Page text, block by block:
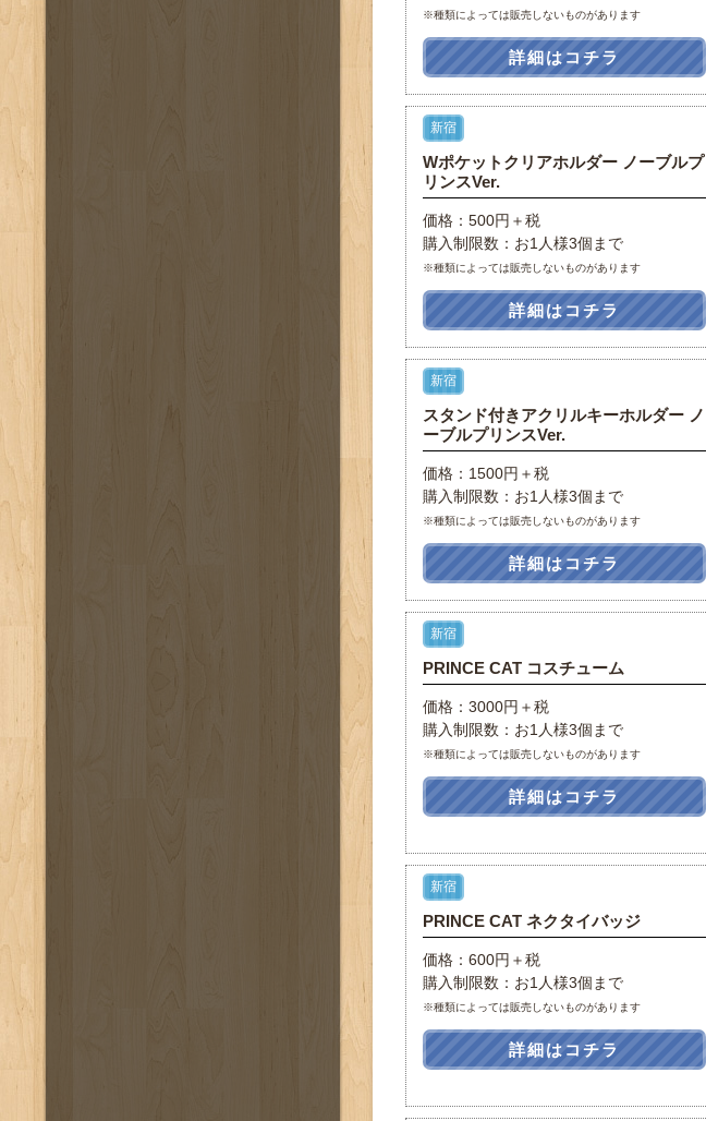
※種類によっては販売しないものがあります
詳細はコチラ
新宿
Wポケットクリアホルダー ノーブルプ
リンスVer.
価格：500円＋税
購入制限数：お1人様3個まで
※種類によっては販売しないものがあります
詳細はコチラ
新宿
スタンド付きアクリルキーホルダー ノ
ーブルプリンスVer.
価格：1500円＋税
購入制限数：お1人様3個まで
※種類によっては販売しないものがあります
詳細はコチラ
新宿
PRINCE CAT コスチューム
価格：3000円＋税
購入制限数：お1人様3個まで
※種類によっては販売しないものがあります
詳細はコチラ
新宿
PRINCE CAT ネクタイバッジ
価格：600円＋税
購入制限数：お1人様3個まで
※種類によっては販売しないものがあります
詳細はコチラ